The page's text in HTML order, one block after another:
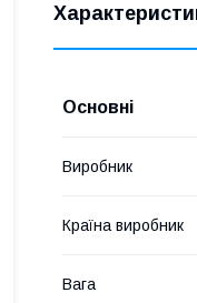
Основні
Виробник
Країна виробник
Вага